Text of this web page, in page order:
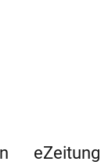
eZeitung